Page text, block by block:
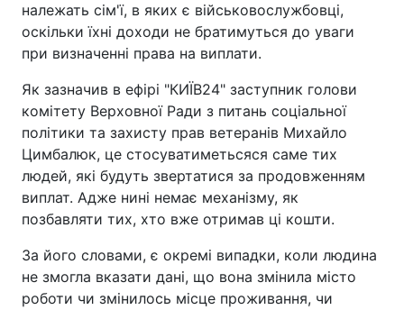
належать сім'ї, в яких є військовослужбовці,
оскільки їхні доходи не братимуться до уваги
при визначенні права на виплати.
Як зазначив в ефірі "КИЇВ24" заступник голови
комітету Верховної Ради з питань соціальної
політики та захисту прав ветеранів Михайло
Цимбалюк, це стосуватиметьсяся саме тих
людей, які будуть звертатися за продовженням
виплат. Адже нині немає механізму, як
позбавляти тих, хто вже отримав ці кошти.
За його словами, є окремі випадки, коли людина
не змогла вказати дані, що вона змінила місто
роботи чи змінилось місце проживання, чи